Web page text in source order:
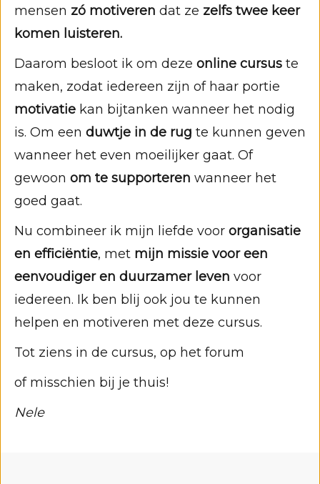
mensen zó motiveren dat ze zelfs twee keer
komen luisteren.
Daarom besloot ik om deze online cursus te
maken, zodat iedereen zijn of haar portie
motivatie kan bijtanken wanneer het nodig
is. Om een duwtje in de rug te kunnen geven
wanneer het even moeilijker gaat. Of
gewoon om te supporteren wanneer het
goed gaat.
Nu combineer ik mijn liefde voor organisatie
en efficiëntie, met mijn missie voor een
eenvoudiger en duurzamer leven voor
iedereen. Ik ben blij ook jou te kunnen
helpen en motiveren met deze cursus.
Tot ziens in de cursus, op het forum
of misschien bij je thuis!
Nele